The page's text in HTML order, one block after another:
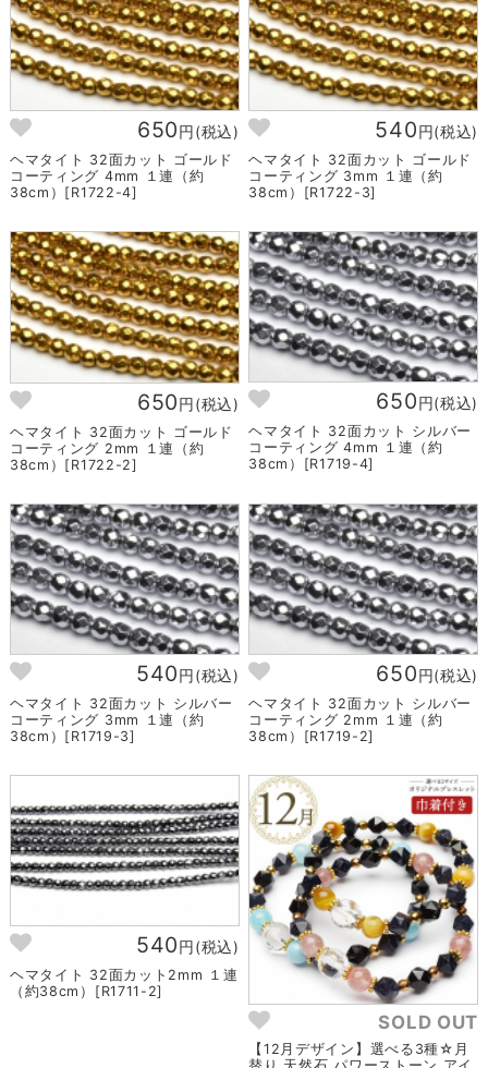
650円(税込)
ヘマタイト 32面カット ゴールド
コーティング 4mm １連（約
38cm）[R1722-4]
540円(税込)
ヘマタイト 32面カット ゴールド
コーティング 3mm １連（約
38cm）[R1722-3]
650円(税込)
ヘマタイト 32面カット ゴールド
コーティング 2mm １連（約
38cm）[R1722-2]
650円(税込)
ヘマタイト 32面カット シルバー
コーティング 4mm １連（約
38cm）[R1719-4]
540円(税込)
ヘマタイト 32面カット シルバー
コーティング 3mm １連（約
38cm）[R1719-3]
650円(税込)
ヘマタイト 32面カット シルバー
コーティング 2mm １連（約
38cm）[R1719-2]
540円(税込)
ヘマタイト 32面カット2mm １連
（約38cm）[R1711-2]
SOLD OUT
【12月デザイン】選べる3種☆月